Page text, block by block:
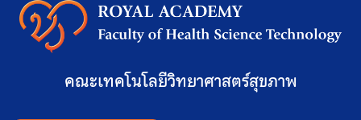
คณะเทคโนโลยีวิทยาศาสตร์สุขภาพ